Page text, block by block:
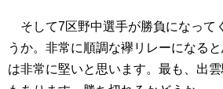
そして7区野中選手が勝負になって
うか。非常に順調な襷リレーになる
は非常に堅いと思います。最も、出